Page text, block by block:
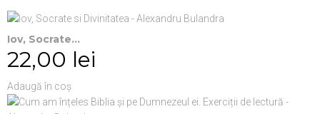
Iov, Socrate...
22,00 lei
Adaugă în coș